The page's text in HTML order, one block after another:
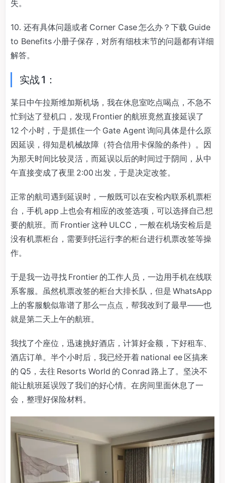
失。
10. 还有具体问题或者 Corner Case 怎么办？下载 Guide
to Benefits 小册子保存，对所有细枝末节的问题都有详细
解答。
实战 1：
某日中午拉斯维加斯机场，我在休息室吃点喝点，不急不
忙到达了登机口，发现 Frontier 的航班竟然直接延误了
12 个小时，于是抓住一个 Gate Agent 询问具体是什么原
因延误，得知是机械故障（符合信用卡保险的条件）。因
为那天时间比较灵活，而延误以后的时间过于阴间，从中
午直接变成了夜里 2:00 出发，于是决定改签。
正常的航司遇到延误时，一般既可以在安检内联系机票柜
台，手机 app 上也会有相应的改签选项，可以选择自己想
要的航班。而 Frontier 这种 ULCC，一般在机场安检后是
没有机票柜台，需要到托运行李的柜台进行机票改签等操
作。
于是我一边寻找 Frontier 的工作人员，一边用手机在线联
系客服。虽然机票改签的柜台大排长队，但是 WhatsApp
上的客服貌似靠谱了那么一点点，帮我改到了最早——也
就是第二天上午的航班。
我找了个座位，迅速挑好酒店，计算好金额，下好租车、
酒店订单。半个小时后，我已经开着 national ee 区搞来
的 Q5，去往 Resorts World 的 Conrad 路上了。坚决不
能让航班延误毁了我们的好心情。在房间里面休息了一
会，整理好保险材料。